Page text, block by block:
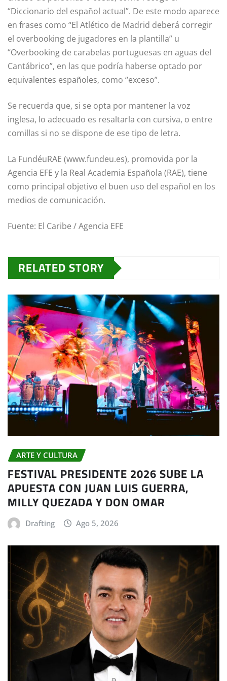
“Diccionario del español actual”. De este modo aparece
en frases como “El Atlético de Madrid deberá corregir
el overbooking de jugadores en la plantilla” u
“Overbooking de carabelas portuguesas en aguas del
Cantábrico”, en las que podría haberse optado por
equivalentes españoles, como “exceso”.
Se recuerda que, si se opta por mantener la voz
inglesa, lo adecuado es resaltarla con cursiva, o entre
comillas si no se dispone de ese tipo de letra.
La FundéuRAE (www.fundeu.es), promovida por la
Agencia EFE y la Real Academia Española (RAE), tiene
como principal objetivo el buen uso del español en los
medios de comunicación.
Fuente: El Caribe / Agencia EFE
RELATED STORY
ARTE Y CULTURA
FESTIVAL PRESIDENTE 2026 SUBE LA
APUESTA CON JUAN LUIS GUERRA,
MILLY QUEZADA Y DON OMAR
Drafting Ago 5, 2026